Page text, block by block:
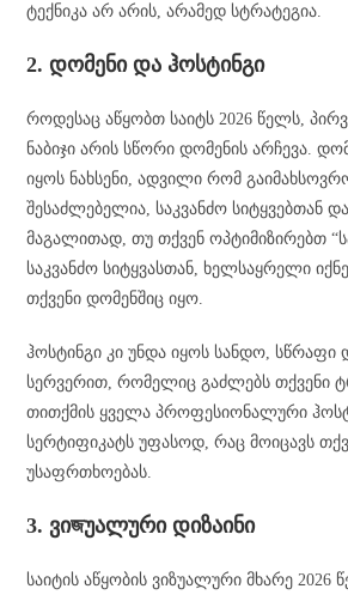
ტექნიკა არ არის, არამედ სტრატეგია.
2. დომენი და ჰოსტინგი
როდესაც აწყობთ საიტს 2026 წელს,
ნაბიჯი არის სწორი დომენის არჩევა.
იყოს ნახსენი, ადვილი რომ
შესაძლებელია, საკვანძო სიტყვებთან
მაგალითად, თუ თქვენ ოპტიმიზირებთ
საკვანძო სიტყვასთან, ხელსაყრელი
თქვენი დომენშიც იყო.
ჰოსტინგი კი უნდა იყოს სანდო,
სერვერით, რომელიც გაძლებს თქვენი
თითქმის ყველა პროფესიონალური
სერტიფიკატს უფასოდ, რაც მოიცავს
უსაფრთხოებას.
3. ვიজუალური დიზაინი
საიტის აწყობის ვიზუალური მხარე